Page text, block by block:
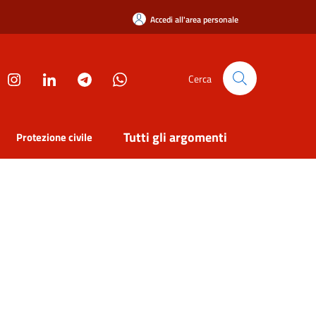
Accedi all'area personale
Cerca
Protezione civile Tutti gli argomenti